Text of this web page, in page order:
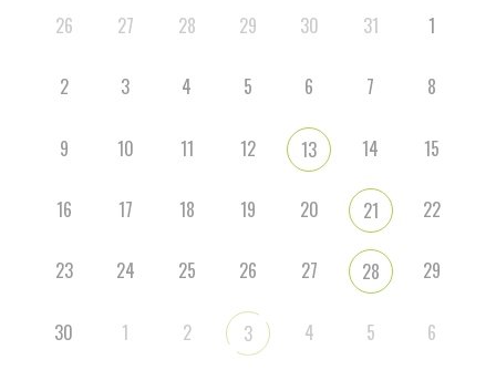
26
27 28 29 30 31 1
2 3 4 5 6 7 8
9 10 11 12 13 14 15
16 17 18 19 20 21 22
23 24 25 26 27 28 29
30 1 2 3 4 5 6